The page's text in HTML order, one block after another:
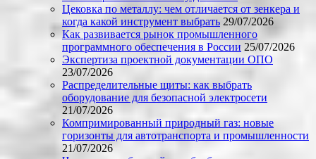
Цековка по металлу: чем отличается от зенкера и
когда какой инструмент выбрать 29/07/2026
Как развивается рынок промышленного
программного обеспечения в России 25/07/2026
Экспертиза проектной документации ОПО
23/07/2026
Распределительные щиты: как выбрать
оборудование для безопасной электросети
21/07/2026
Компримированный природный газ: новые
горизонты для автотранспорта и промышленности
21/07/2026